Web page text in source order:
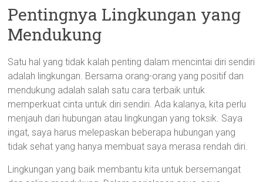
Pentingnya Lingkungan yang
Mendukung
Satu hal yang tidak kalah penting dalam mencintai diri sendiri
adalah lingkungan. Bersama orang-orang yang positif dan
mendukung adalah salah satu cara terbaik untuk
memperkuat cinta untuk diri sendiri. Ada kalanya, kita perlu
menjauh dari hubungan atau lingkungan yang toksik. Saya
ingat, saya harus melepaskan beberapa hubungan yang
tidak sehat yang hanya membuat saya merasa rendah diri.
Lingkungan yang baik membantu kita untuk bersemangat